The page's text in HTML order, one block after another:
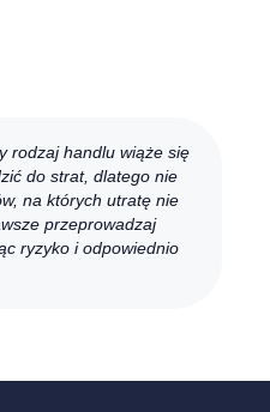
rodzaj handlu wiąże się
do strat, dlatego nie
na których utratę nie
przeprowadzaj
ryzyko i odpowiednio